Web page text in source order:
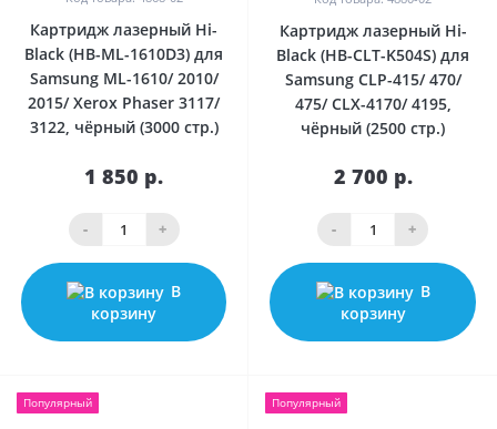
Картридж лазерный Hi-
Black (HB-ML-1610D3) для
Samsung ML-1610/ 2010/
2015/ Xerox Phaser 3117/
3122, чёрный (3000 стр.)
1 850 р.
- +
В
корзину
Картридж лазерный Hi-
Black (HB-CLT-K504S) для
Samsung CLP-415/ 470/
475/ CLX-4170/ 4195,
чёрный (2500 стр.)
2 700 р.
- +
В
корзину
Популярный Популярный